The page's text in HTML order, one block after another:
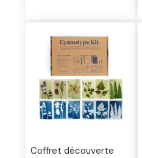
Coffret découverte